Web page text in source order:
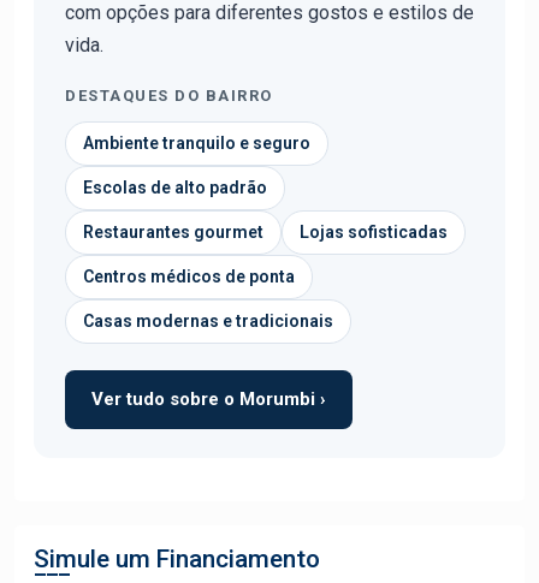
com opções para diferentes gostos e estilos de
vida.
DESTAQUES DO BAIRRO
Ambiente tranquilo e seguro
Escolas de alto padrão
Restaurantes gourmet Lojas sofisticadas
Centros médicos de ponta
Casas modernas e tradicionais
Ver tudo sobre o Morumbi ›
Simule um Financiamento